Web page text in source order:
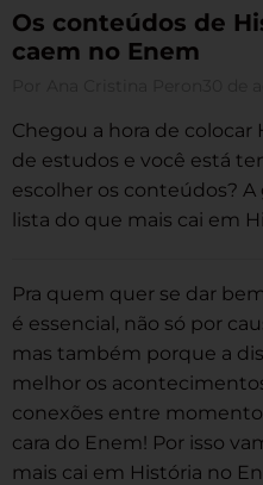
Os conteúdos de
caem no Enem
Chegou a hora de
de estudos e você está
escolher os conteúdos?
lista do que mais cai em
Pra quem quer se dar
é essencial, não só por
mas também porque a
melhor os
conexões entre
cara do Enem! Por isso
mais cai em História no